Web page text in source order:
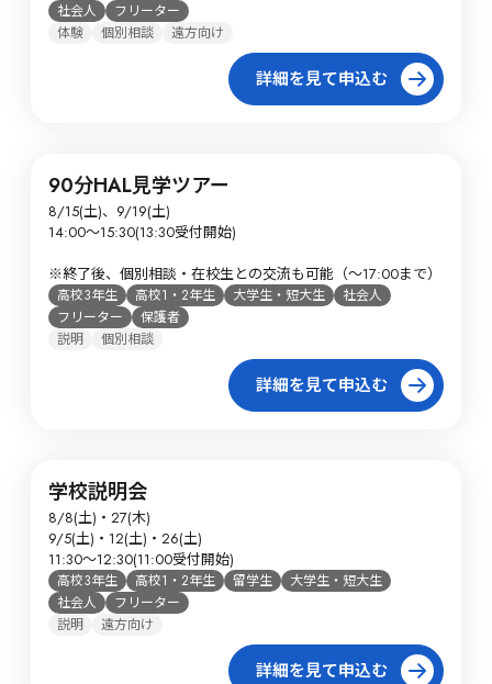
社会人
フリーター
体験
個別相談 遠方向け
詳細を見て申込む
90分HAL見学ツアー
8/15(土)、9/19(土)
14:00～15:30(13:30受付開始)
※終了後、個別相談・在校生との交流も可能（～17:00まで）
高校3年生 高校1・2年生 大学生・短大生
社会人
フリーター
保護者
説明
個別相談
詳細を見て申込む
学校説明会
8/8(土)・27(木)
9/5(土)・12(土)・26(土)
11:30～12:30(11:00受付開始)
高校3年生 高校1・2年生 留学生
大学生・短大生
社会人
フリーター
説明
遠方向け
詳細を見て申込む